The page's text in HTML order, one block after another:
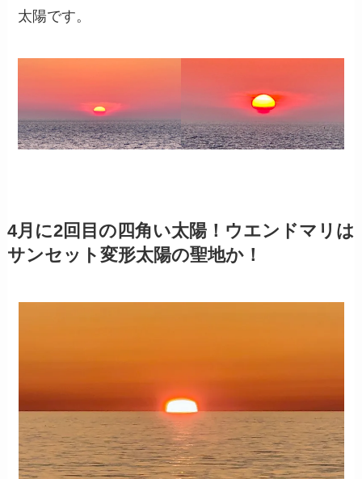
太陽です。
4月に2回目の四角い太陽！ウエンドマリは
サンセット変形太陽の聖地か！